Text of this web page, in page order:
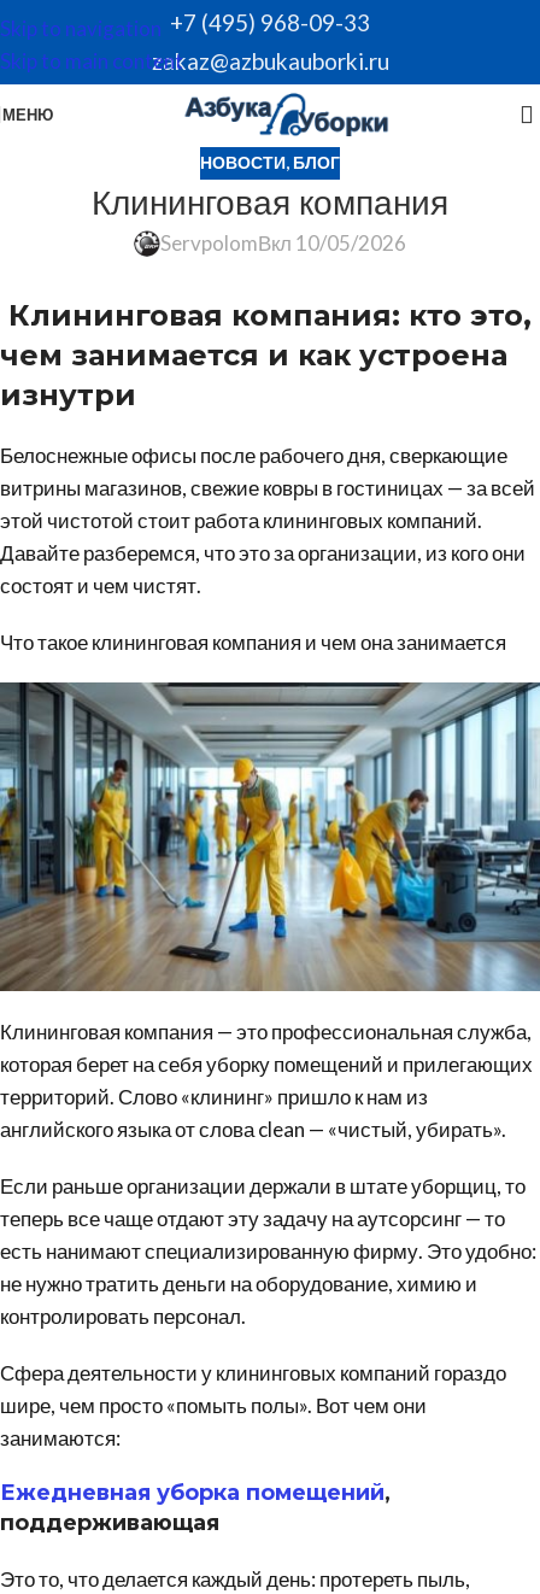
Skip to navigation
Skip to main content
+7 (495) 968-09-33
zakaz@azbukauborki.ru
МЕНЮ
НОВОСТИ, БЛОГ
Клининговая компания
ServpolomВкл 10/05/2026
Клининговая компания: кто это,
чем занимается и как устроена
изнутри
Белоснежные офисы после рабочего дня, сверкающие
витрины магазинов, свежие ковры в гостиницах — за всей
этой чистотой стоит работа клининговых компаний.
Давайте разберемся, что это за организации, из кого они
состоят и чем чистят.
Что такое клининговая компания и чем она занимается
Клининговая компания — это профессиональная служба,
которая берет на себя уборку помещений и прилегающих
территорий. Слово «клининг» пришло к нам из
английского языка от слова clean — «чистый, убирать».
Если раньше организации держали в штате уборщиц, то
теперь все чаще отдают эту задачу нааутсорсинг— то
есть нанимают специализированную фирму. Это удобно:
не нужно тратить деньги на оборудование, химию и
контролировать персонал.
Сфера деятельности у клининговых компаний гораздо
шире, чем просто «помыть полы». Вот чем они
занимаются:
Ежедневная уборка помещений,
поддерживающая
Это то, что делается каждый день: протереть пыль,